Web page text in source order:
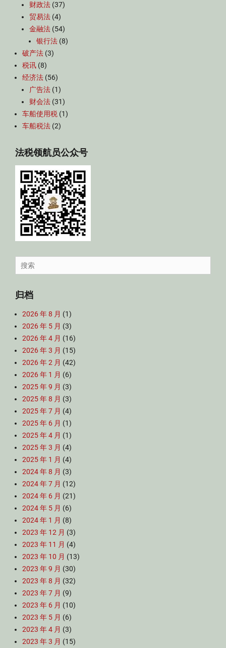
财政法 (37)
贸易法 (4)
金融法 (54)
银行法 (8)
破产法 (3)
税讯 (8)
经济法 (56)
广告法 (1)
财会法 (31)
车船使用税 (1)
车船税法 (2)
法税领航员公众号
Search
for:
归档
2026 年 8 月 (1)
2026 年 5 月 (3)
2026 年 4 月 (16)
2026 年 3 月 (15)
2026 年 2 月 (42)
2026 年 1 月 (6)
2025 年 9 月 (3)
2025 年 8 月 (3)
2025 年 7 月 (4)
2025 年 6 月 (1)
2025 年 4 月 (1)
2025 年 3 月 (4)
2025 年 1 月 (4)
2024 年 8 月 (3)
2024 年 7 月 (12)
2024 年 6 月 (21)
2024 年 5 月 (6)
2024 年 1 月 (8)
2023 年 12 月 (3)
2023 年 11 月 (4)
2023 年 10 月 (13)
2023 年 9 月 (30)
2023 年 8 月 (32)
2023 年 7 月 (9)
2023 年 6 月 (10)
2023 年 5 月 (6)
2023 年 4 月 (3)
2023 年 3 月 (15)